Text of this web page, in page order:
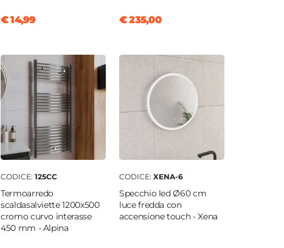
€ 14,99 € 235,00
CODICE: 125CC
Termoarredo
scaldasalviette 1200x500
cromo curvo interasse
450 mm - Alpina
CODICE: XENA-6
Specchio led Ø60 cm
luce fredda con
accensione touch - Xena